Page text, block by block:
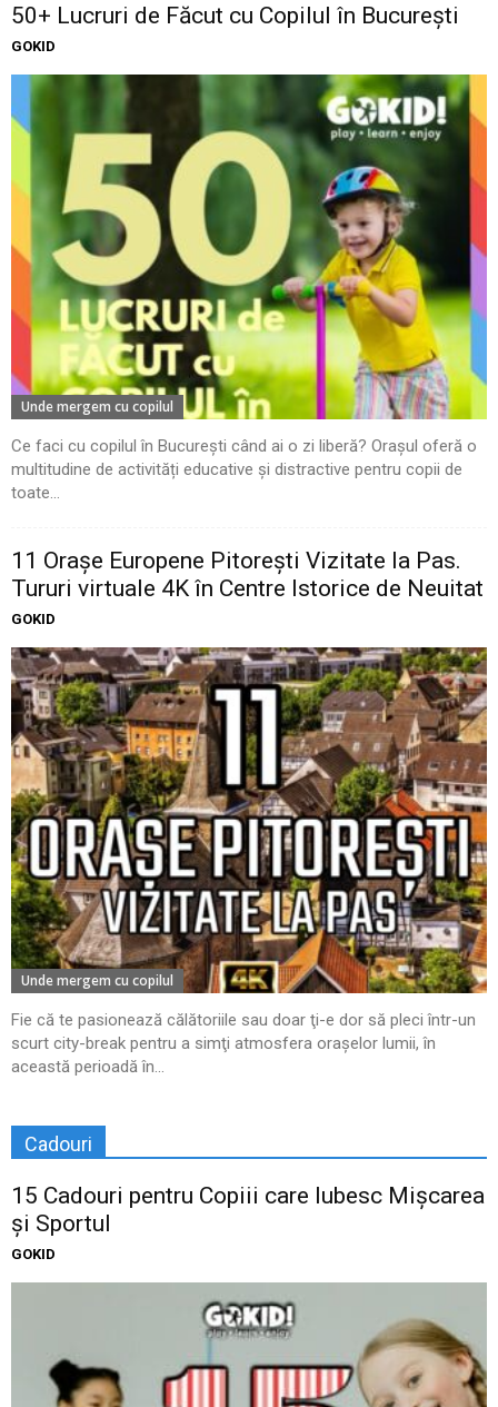
50+ Lucruri de Făcut cu Copilul în București
GOKID
Unde mergem cu copilul
Ce faci cu copilul în București când ai o zi liberă? Orașul oferă o
multitudine de activități educative și distractive pentru copii de
toate...
11 Oraşe Europene Pitoreşti Vizitate la Pas.
Tururi virtuale 4K în Centre Istorice de Neuitat
GOKID
Unde mergem cu copilul
Fie că te pasionează călătoriile sau doar ţi-e dor să pleci într-un
scurt city-break pentru a simţi atmosfera oraşelor lumii, în
această perioadă în...
Cadouri
15 Cadouri pentru Copiii care Iubesc Mișcarea
și Sportul
GOKID